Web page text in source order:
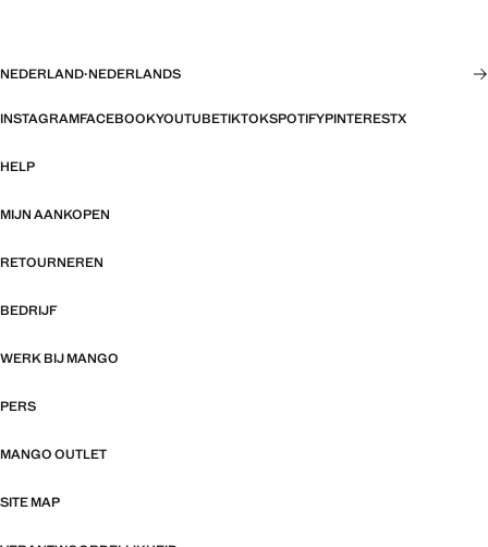
NEDERLAND·NEDERLANDS
INSTAGRAMFACEBOOKYOUTUBETIKTOKSPOTIFYPINTERESTX
HELP
MIJN AANKOPEN
RETOURNEREN
BEDRIJF
WERK BIJ MANGO
PERS
MANGO OUTLET
SITE MAP